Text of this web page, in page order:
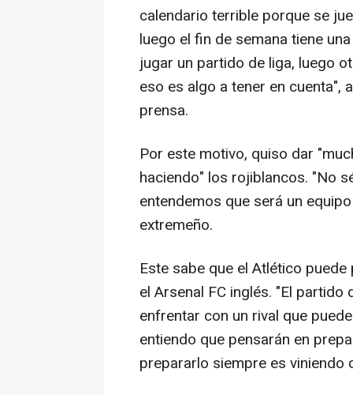
calendario terrible porque se
luego el fin de semana tiene
jugar un partido de liga, luego
eso es algo a tener en cuenta",
prensa.
Por este motivo, quiso dar
haciendo" los rojiblancos. "No
entendemos que será un
extremeño.
Este sabe que el Atlético
el Arsenal FC inglés. "El
enfrentar con un rival que
entiendo que pensarán en
prepararlo siempre es viniendo